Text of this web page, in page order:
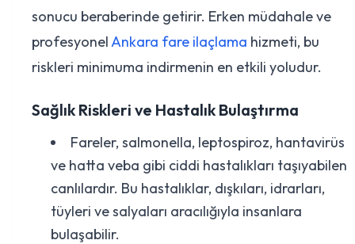
sonucu beraberinde getirir. Erken müdahale ve
profesyonelAnkara fare ilaçlama hizmeti, bu
riskleri minimuma indirmenin en etkili yoludur.
Sağlık Riskleri ve Hastalık Bulaştırma
Fareler, salmonella, leptospiroz, hantavirüs
ve hatta veba gibi ciddi hastalıkları taşıyabilen
canlılardır. Bu hastalıklar, dışkıları, idrarları,
tüyleri ve salyaları aracılığıyla insanlara
bulaşabilir.